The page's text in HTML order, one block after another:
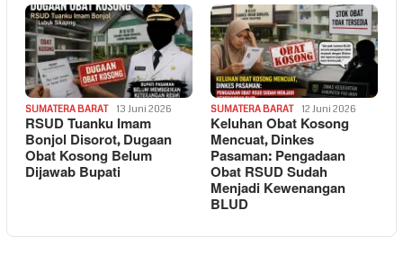
SUMATERA BARAT 13 Juni 2026
RSUD Tuanku Imam
Bonjol Disorot, Dugaan
Obat Kosong Belum
Dijawab Bupati
SUMATERA BARAT 12 Juni 2026
Keluhan Obat Kosong
Mencuat, Dinkes
Pasaman: Pengadaan
Obat RSUD Sudah
Menjadi Kewenangan
BLUD